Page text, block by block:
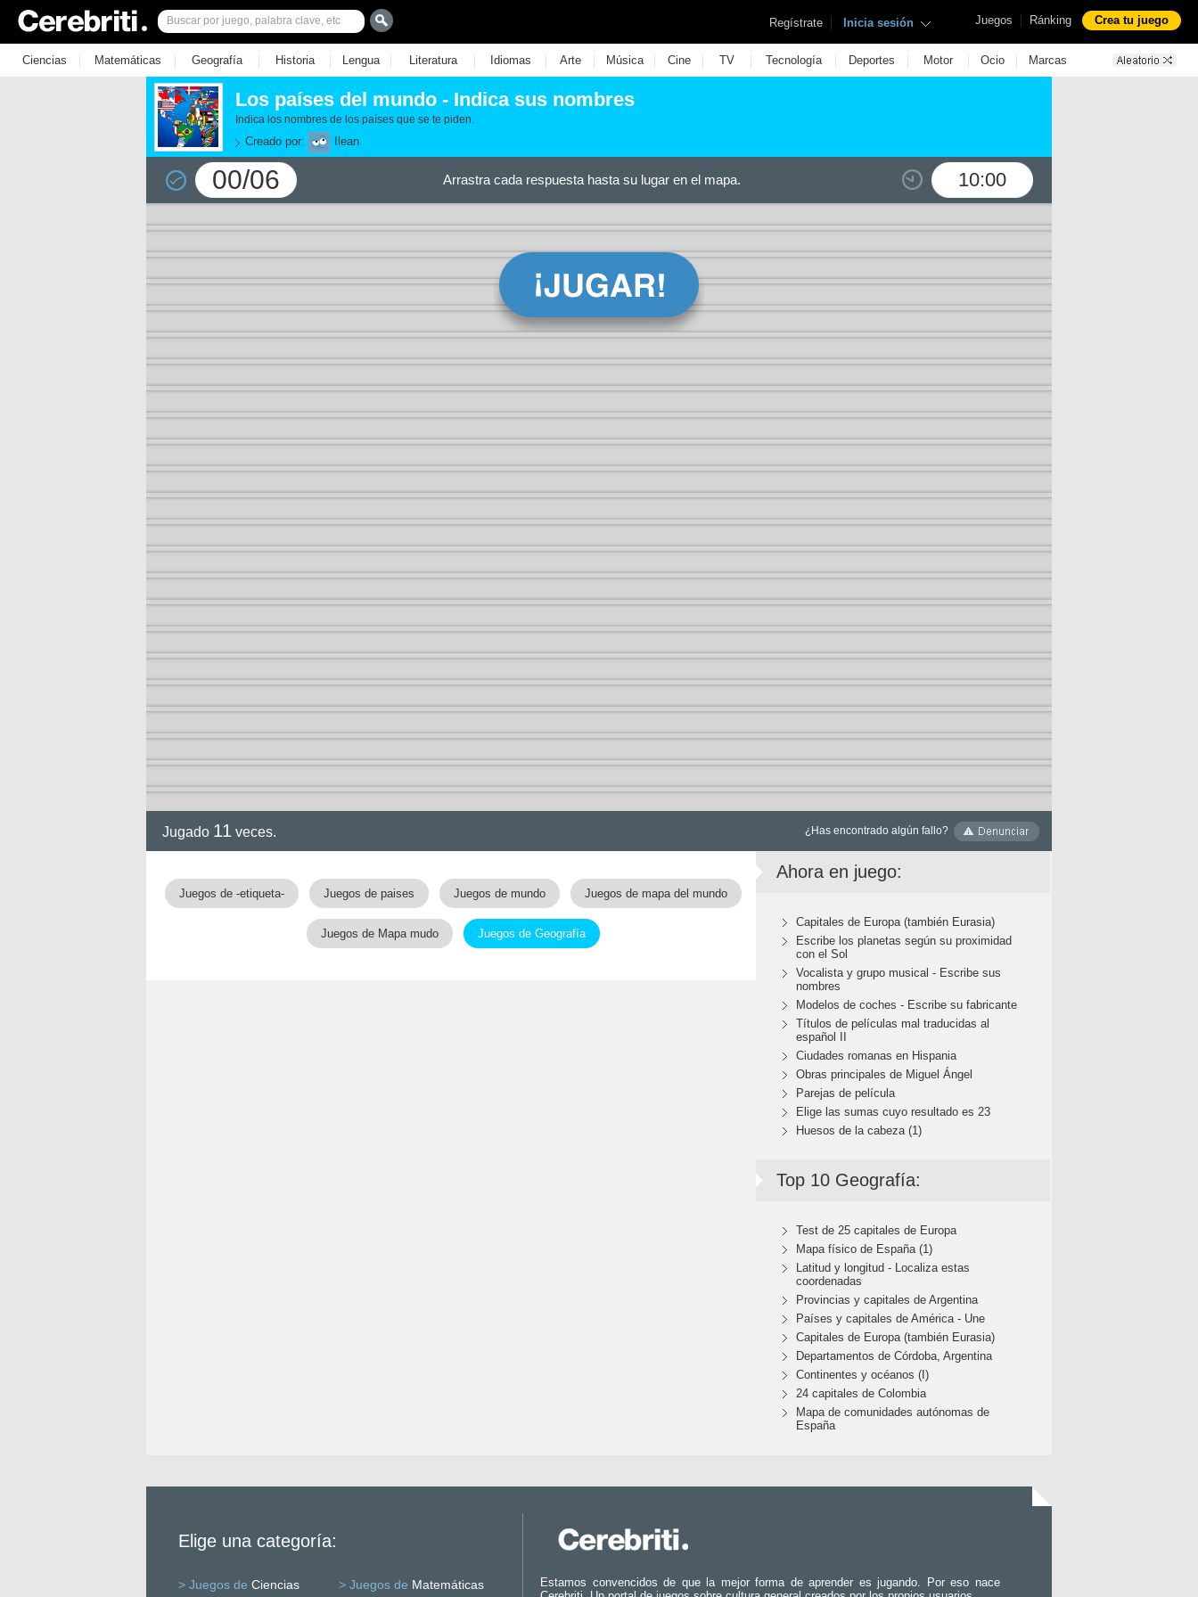
Juegos | Ránking Crea tu juego
Regístrate | Inicia sesión
Ciencias | Matemáticas | Geografía | Historia | Lengua | Literatura | Idiomas | Arte | Música | Cine | TV | Tecnología | Deportes | Motor | Ocio | Marcas
Los países del mundo - Indica sus nombres
Indica los nombres de los países que se te piden.
Creado por: Ilean
00/06 10:00
Arrastra cada respuesta hasta su lugar en el mapa.
Jugado 11 veces. ¿Has encontrado algún fallo?
Juegos de -etiqueta- Juegos de paises Juegos de mundo Juegos de mapa del mundo
Juegos de Mapa mudo Juegos de Geografía
Ahora en juego:
Capitales de Europa (también Eurasia)
Escribe los planetas según su proximidad
con el Sol
Vocalista y grupo musical - Escribe sus
nombres
Modelos de coches - Escribe su fabricante
Títulos de películas mal traducidas al
español II
Ciudades romanas en Hispania
Obras principales de Miguel Ángel
Parejas de película
Elige las sumas cuyo resultado es 23
Huesos de la cabeza (1)
Top 10 Geografía:
Test de 25 capitales de Europa
Mapa físico de España (1)
Latitud y longitud - Localiza estas
coordenadas
Provincias y capitales de Argentina
Países y capitales de América - Une
Capitales de Europa (también Eurasia)
Departamentos de Córdoba, Argentina
Continentes y océanos (I)
24 capitales de Colombia
Mapa de comunidades autónomas de
España
Elige una categoría:
> Juegos de Ciencias > Juegos de Matemáticas
Estamos convencidos de que la mejor forma de aprender es jugando. Por eso nace